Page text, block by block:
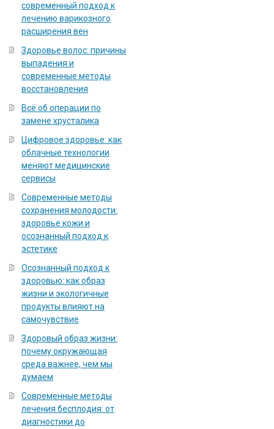
современный подход к
лечению варикозного
расширения вен
Здоровье волос: причины
выпадения и
современные методы
восстановления
Всё об операции по
замене хрусталика
Цифровое здоровье: как
облачные технологии
меняют медицинские
сервисы
Современные методы
сохранения молодости:
здоровье кожи и
осознанный подход к
эстетике
Осознанный подход к
здоровью: как образ
жизни и экологичные
продукты влияют на
самочувствие
Здоровый образ жизни:
почему окружающая
среда важнее, чем мы
думаем
Современные методы
лечения бесплодия: от
диагностики до